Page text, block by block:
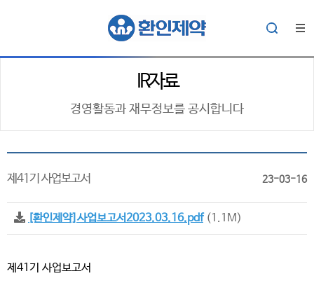
IR자료
경영활동과 재무정보를 공시합니다
제41기 사업보고서 23-03-16
[환인제약]사업보고서2023.03.16.pdf(1.1M)
제41기 사업보고서